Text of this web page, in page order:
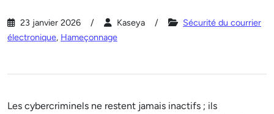
23 janvier 2026 Kaseya
Sécurité du courrier
électronique, Hameçonnage
Les cybercriminels ne restent jamais inactifs ; ils